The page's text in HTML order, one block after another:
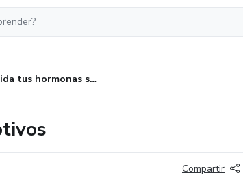
Cuida tus hormonas sin anticonceptivos
Compartir